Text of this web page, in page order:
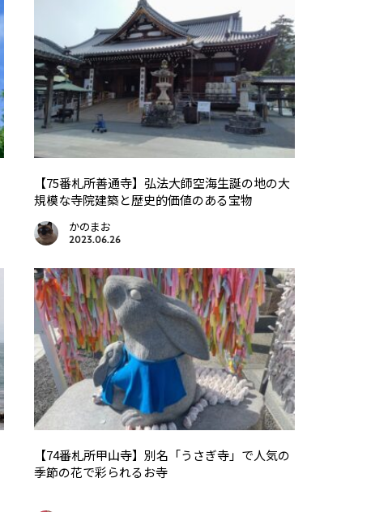
【75番札所善通寺】弘法大師空海生誕の地の大
規模な寺院建築と歴史的価値のある宝物
かのまお
2023.06.26
【74番札所甲山寺】別名「うさぎ寺」で人気の
季節の花で彩られるお寺